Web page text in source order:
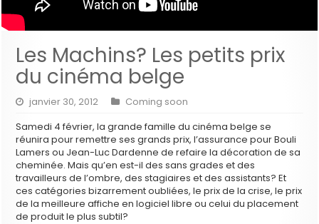
Les Machins? Les petits prix
du cinéma belge
janvier 30, 2012
Coming soon
Samedi 4 février, la grande famille du cinéma belge se
réunira pour remettre ses grands prix, l’assurance pour Bouli
Lamers ou Jean-Luc Dardenne de refaire la décoration de sa
cheminée. Mais qu’en est-il des sans grades et des
travailleurs de l’ombre, des stagiaires et des assistants? Et
ces catégories bizarrement oubliées, le prix de la crise, le prix
de la meilleure affiche en logiciel libre ou celui du placement
de produit le plus subtil?